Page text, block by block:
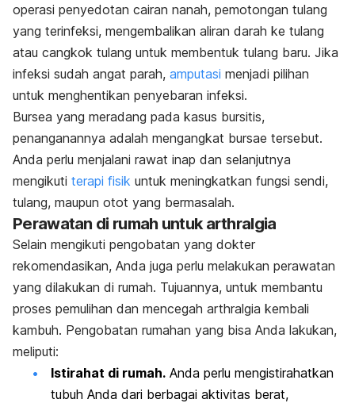
operasi penyedotan cairan nanah, pemotongan tulang
yang terinfeksi, mengembalikan aliran darah ke tulang
atau cangkok tulang untuk membentuk tulang baru. Jika
infeksi sudah angat parah, amputasi menjadi pilihan
untuk menghentikan penyebaran infeksi.
Bursea yang meradang pada kasus bursitis,
penanganannya adalah mengangkat bursae tersebut.
Anda perlu menjalani rawat inap dan selanjutnya
mengikuti terapi fisik untuk meningkatkan fungsi sendi,
tulang, maupun otot yang bermasalah.
Perawatan di rumah untuk arthralgia
Selain mengikuti pengobatan yang dokter
rekomendasikan, Anda juga perlu melakukan perawatan
yang dilakukan di rumah. Tujuannya, untuk membantu
proses pemulihan dan mencegah arthralgia kembali
kambuh. Pengobatan rumahan yang bisa Anda lakukan,
meliputi:
Istirahat di rumah. Anda perlu mengistirahatkan
tubuh Anda dari berbagai aktivitas berat,